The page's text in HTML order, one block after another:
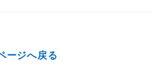
ージへ戻る